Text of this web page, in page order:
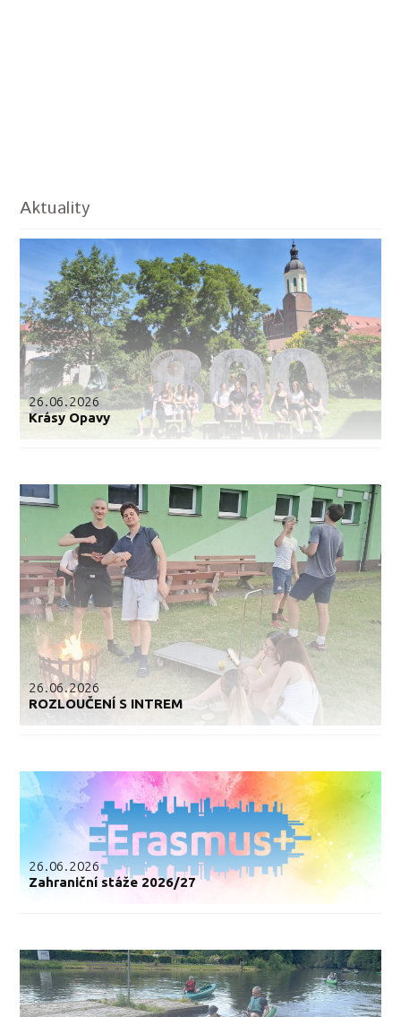
Aktuality
26.06.2026
Krásy Opavy
26.06.2026
ROZLOUČENÍ S INTREM
26.06.2026
Zahraniční stáže 2026/27